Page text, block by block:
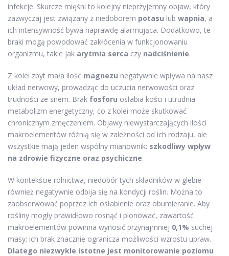
infekcje. Skurcze mięśni to kolejny nieprzyjemny objaw, który
zazwyczaj jest związany z niedoborem potasu lub wapnia, a
ich intensywność bywa naprawdę alarmująca. Dodatkowo, te
braki mogą powodować zakłócenia w funkcjonowaniu
organizmu, takie jak arytmia serca czy nadciśnienie.
Z kolei zbyt mała ilość magnezu negatywnie wpływa na nasz
układ nerwowy, prowadząc do uczucia nerwowości oraz
trudności ze snem. Brak fosforu osłabia kości i utrudnia
metabolizm energetyczny, co z kolei może skutkować
chronicznym zmęczeniem. Objawy niewystarczających ilości
makroelementów różnią się w zależności od ich rodzaju, ale
wszystkie mają jeden wspólny mianownik: szkodliwy wpływ
na zdrowie fizyczne oraz psychiczne.
W kontekście rolnictwa, niedobór tych składników w glebie
również negatywnie odbija się na kondycji roślin. Można to
zaobserwować poprzez ich osłabienie oraz obumieranie. Aby
rośliny mogły prawidłowo rosnąć i plonować, zawartość
makroelementów powinna wynosić przynajmniej 0,1% suchej
masy; ich brak znacznie ogranicza możliwości wzrostu upraw.
Dlatego niezwykle istotne jest monitorowanie poziomu